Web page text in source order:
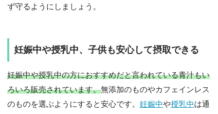
ず守るようにしましょう。
妊娠中や授乳中、子供も安心して摂取できる
妊娠中や授乳中の方におすすめだと言われている青汁もい
ろいろ販売されています。無添加のものやカフェインレス
のものを選ぶようにすると安心です。 妊娠中や授乳中は通